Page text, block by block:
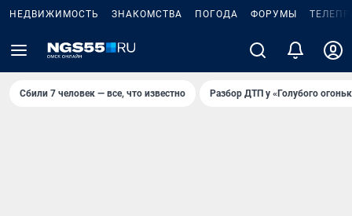
НЕДВИЖИМОСТЬ ЗНАКОМСТВА ПОГОДА ФОРУМЫ
Сбили 7 человек — все, что известно Разбор ДТП у «Голубого